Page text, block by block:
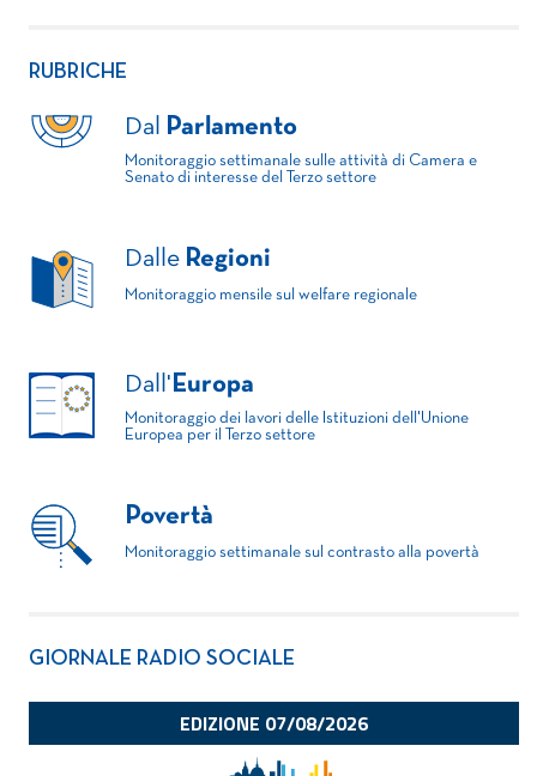
RUBRICHE
Dal Parlamento
Monitoraggio settimanale sulle attività di Camera e
Senato di interesse del Terzo settore
Dalle Regioni
Monitoraggio mensile sul welfare regionale
Dall' Europa
Monitoraggio dei lavori delle Istituzioni dell'Unione
Europea per il Terzo settore
Povertà
Monitoraggio settimanale sul contrasto alla povertà
GIORNALE RADIO SOCIALE